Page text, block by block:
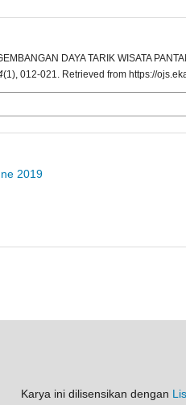
DAYA TARIK WISATA
(1), 012-021. Retrieved from https://
2019
Karya ini dilisensikan dengan